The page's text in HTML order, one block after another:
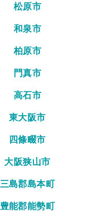
松原市
和泉市
柏原市
門真市
高石市
東大阪市
四條畷市
大阪狭山市
三島郡島本町
豊能郡能勢町